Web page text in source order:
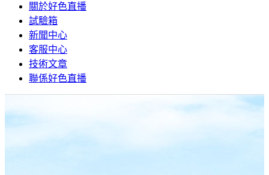
關於好色直播
試驗箱
新聞中心
客服中心
技術文章
聯係好色直播